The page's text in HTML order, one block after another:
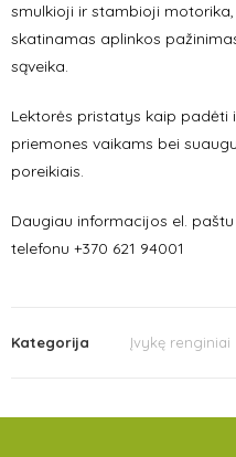
smulkioji ir stambioji
skatinamas aplinkos
sąveika.
Lektorės pristatys kaip padėti
priemones vaikams bei
poreikiais.
Daugiau informacijos el.
telefonu +370 621 94001
Kategorija Įvykę renginiai